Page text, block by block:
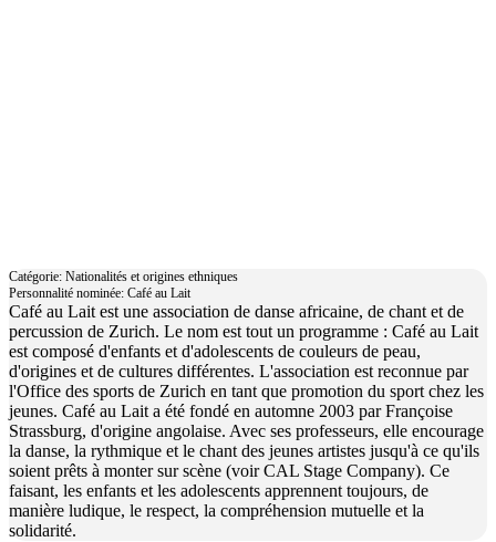
Catégorie: Nationalités et origines ethniques
Personnalité nominée: Café au Lait
Café au Lait est une association de danse africaine, de chant et de
percussion de Zurich. Le nom est tout un programme : Café au Lait
est composé d'enfants et d'adolescents de couleurs de peau,
d'origines et de cultures différentes. L'association est reconnue par
l'Office des sports de Zurich en tant que promotion du sport chez les
jeunes. Café au Lait a été fondé en automne 2003 par Françoise
Strassburg, d'origine angolaise. Avec ses professeurs, elle encourage
la danse, la rythmique et le chant des jeunes artistes jusqu'à ce qu'ils
soient prêts à monter sur scène (voir CAL Stage Company). Ce
faisant, les enfants et les adolescents apprennent toujours, de
manière ludique, le respect, la compréhension mutuelle et la
solidarité.